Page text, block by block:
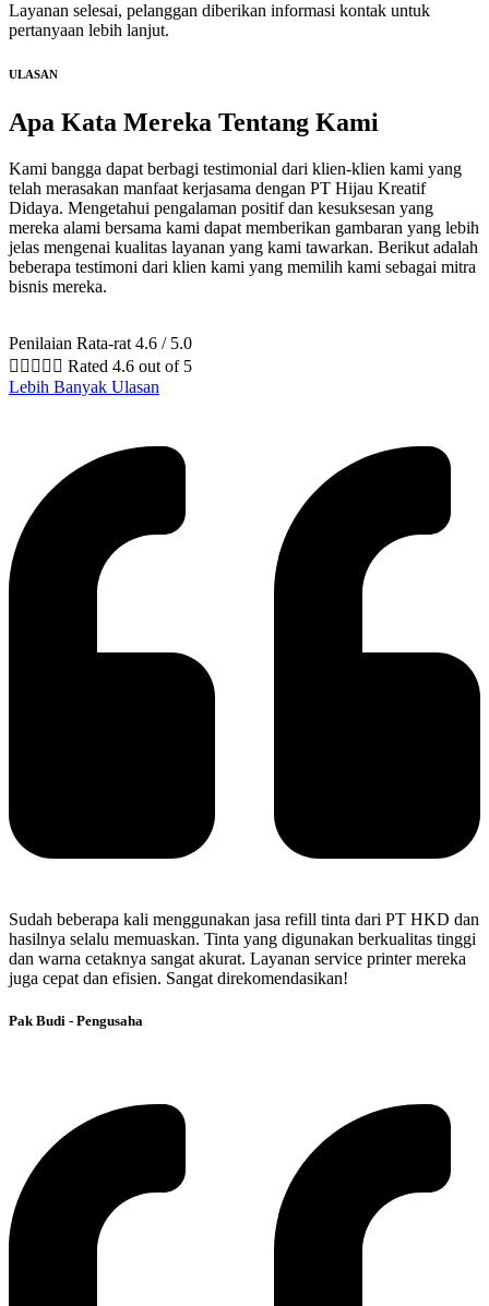
Layanan selesai, pelanggan diberikan informasi kontak untuk
pertanyaan lebih lanjut.
ULASAN
Apa Kata Mereka Tentang Kami
Kami bangga dapat berbagi testimonial dari klien-klien kami yang
telah merasakan manfaat kerjasama dengan PT Hijau Kreatif
Didaya. Mengetahui pengalaman positif dan kesuksesan yang
mereka alami bersama kami dapat memberikan gambaran yang lebih
jelas mengenai kualitas layanan yang kami tawarkan. Berikut adalah
beberapa testimoni dari klien kami yang memilih kami sebagai mitra
bisnis mereka.
Penilaian Rata-rat 4.6 / 5.0
     Rated 4.6 out of 5
Lebih Banyak Ulasan
Sudah beberapa kali menggunakan jasa refill tinta dari PT HKD dan
hasilnya selalu memuaskan. Tinta yang digunakan berkualitas tinggi
dan warna cetaknya sangat akurat. Layanan service printer mereka
juga cepat dan efisien. Sangat direkomendasikan!
Pak Budi - Pengusaha